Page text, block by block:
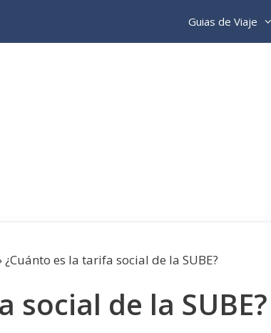
Guias de Viaje
¿Cuánto es la tarifa social de la SUBE?
social de la SUBE?